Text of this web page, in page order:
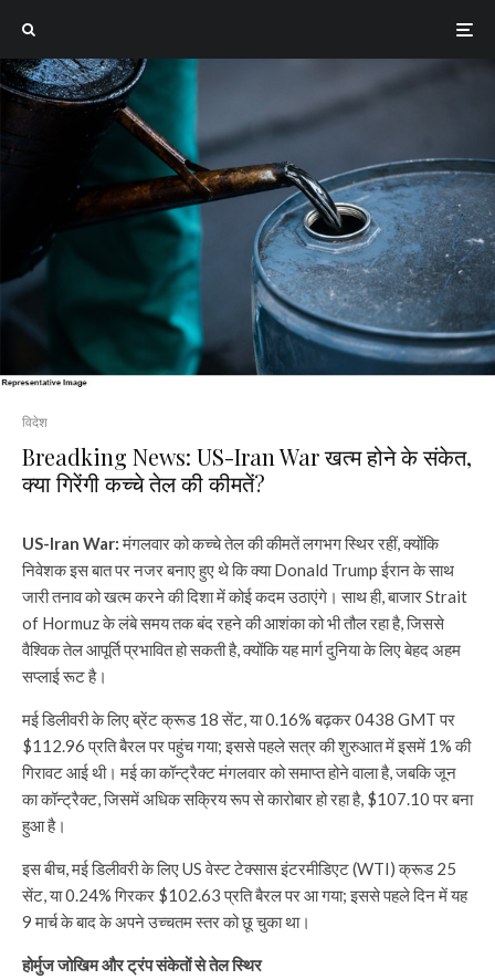
विदेश
Breadking News: US-Iran War खत्म होने के संकेत,
क्या गिरेंगी कच्चे तेल की कीमतें?
US-Iran War:मंगलवार को कच्चे तेल की कीमतें लगभग स्थिर रहीं, क्योंकि
निवेशक इस बात पर नजर बनाए हुए थे कि क्याDonald Trumpईरान के साथ
जारी तनाव को खत्म करने की दिशा में कोई कदम उठाएंगे। साथ ही, बाजारStrait
of Hormuzके लंबे समय तक बंद रहने की आशंका को भी तौल रहा है, जिससे
वैश्विक तेल आपूर्ति प्रभावित हो सकती है, क्योंकि यह मार्ग दुनिया के लिए बेहद अहम
सप्लाई रूट है।
मई डिलीवरी के लिए ब्रेंट क्रूड 18 सेंट, या 0.16% बढ़कर 0438 GMT पर
$112.96 प्रति बैरल पर पहुंच गया; इससे पहले सत्र की शुरुआत में इसमें 1% की
गिरावट आई थी। मई का कॉन्ट्रैक्ट मंगलवार को समाप्त होने वाला है, जबकि जून
का कॉन्ट्रैक्ट, जिसमें अधिक सक्रिय रूप से कारोबार हो रहा है, $107.10 पर बना
हुआ है।
इस बीच, मई डिलीवरी के लिए US वेस्ट टेक्सास इंटरमीडिएट (WTI) क्रूड 25
सेंट, या 0.24% गिरकर $102.63 प्रति बैरल पर आ गया; इससे पहले दिन में यह
9 मार्च के बाद के अपने उच्चतम स्तर को छू चुका था।
होर्मुज जोखिम और ट्रंप संकेतों से तेल स्थिर